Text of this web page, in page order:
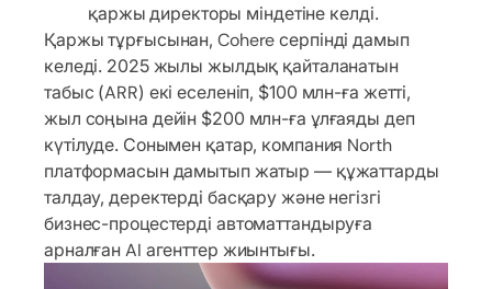
қаржы директоры міндетіне келді.
Қаржы тұрғысынан, Cohere серпінді дамып
келеді. 2025 жылы жылдық қайталанатын
табыс (ARR) екі еселеніп, $100 млн-ға жетті,
жыл соңына дейін $200 млн-ға ұлғаяды деп
күтілуде. Сонымен қатар, компания North
платформасын дамытып жатыр — құжаттарды
талдау, деректерді басқару және негізгі
бизнес-процестерді автоматтандыруға
арналған AI агенттер жиынтығы.